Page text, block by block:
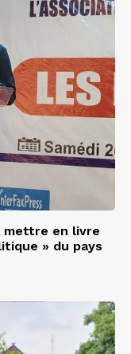
mettre en livre
» du pays